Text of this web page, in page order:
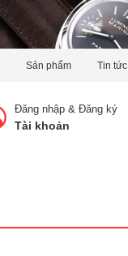
Sản phẩm Tin tức
Đăng nhập & Đăng ký
Tài khoản